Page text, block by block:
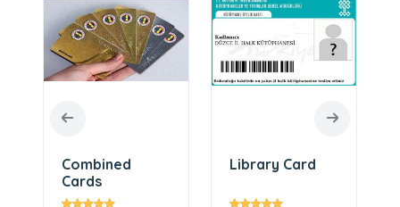
Combined
Cards
Library Card